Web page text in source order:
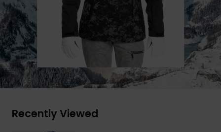
Recently Viewed